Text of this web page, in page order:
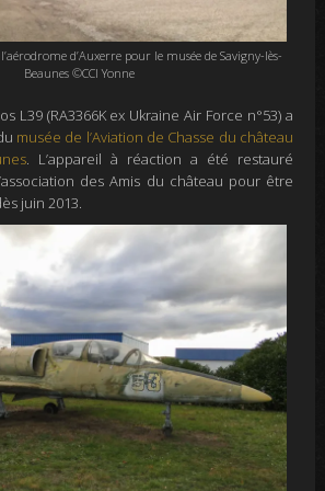
d’Auxerre pour le musée de Savigny-lès-
Beaunes ©CCI Yonne
L39 (RA3366K ex Ukraine Air Force n°53) a
musée de l’Aviation de Chasse du château
. L’appareil à réaction a été restauré
des Amis du château pour être
juin 2013.